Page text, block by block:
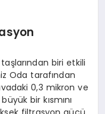
biri etkili
Oda tarafından
0,3 mikron ve
bir kısmını